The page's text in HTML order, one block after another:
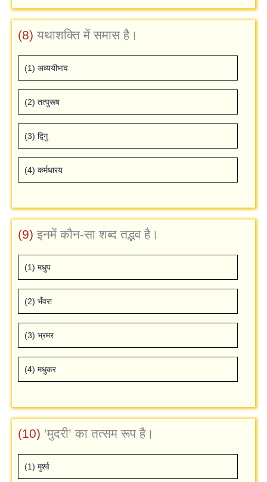
(8) यथाशक्ति में समास है।
(1) अव्‍ययीभाव
(2) तत्‍पुरूष
(3) द्विगु
(4) कर्मधारय
(9) इनमें कौन-सा शब्‍द तद्भव है।
(1) मधुप
(2) भँवरा
(3) भ्रमर
(4) मधुकर
(10) ‘मुदरी’ का तत्‍सम रूप है।
(1) मुर्श्‍व